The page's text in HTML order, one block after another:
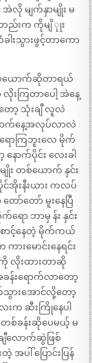
အဲလို မျက်နှာမျိုး မ
တည်းက ကိုမျိ ုုး
းသွားဖွင့်တာကော
ယောက်ဆိုတာရယ်
းကြတာပေါ့ အဲနေ့
ာ့ သုံးချီ လူလဲ
ောက်နေ့အလုပ်လာလဲ
ောကြဘူးလေ မိုက်
ာက်ပိုင်း လေးခါ
တစ်ယောက် နှင်း
အိုးနီးယား ကလပ်
ာ်တော် မူးနေပြီ
ာ ဘာမှ န်း နှင်း
ာင့်နေတဲ့ မိုက်ကယ်
ားမောင်းနေရင်း
လိုးထားတာဆို
န်းရောက်လာတော့
သွားအောင်လို့တော့
က ဆီးကြိုနေပါ
ခန်းဆိုပေမယ့် မ
ျီလောက်ဆွဲဖြစ်
ါ် ပြောင်းပြန်